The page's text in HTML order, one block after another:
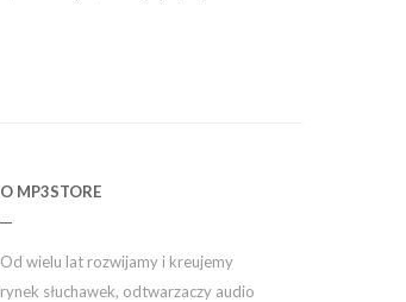
O MP3STORE
Od wielu lat rozwijamy i kreujemy
rynek słuchawek, odtwarzaczy audio